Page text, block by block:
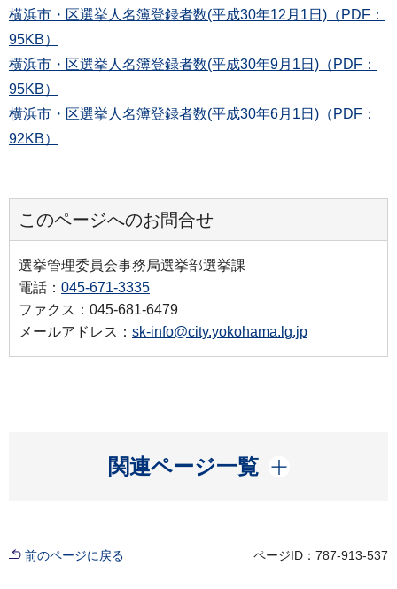
横浜市・区選挙人名簿登録者数(平成30年12月1日)（PDF：
95KB）
横浜市・区選挙人名簿登録者数(平成30年9月1日)（PDF：
95KB）
横浜市・区選挙人名簿登録者数(平成30年6月1日)（PDF：
92KB）
このページへのお問合せ
選挙管理委員会事務局選挙部選挙課
電話： 045-671-3335
ファクス：045-681-6479
メールアドレス： sk-info@city.yokohama.lg.jp
関連ページ一覧
開く
前のページに戻る ページID：787-913-537